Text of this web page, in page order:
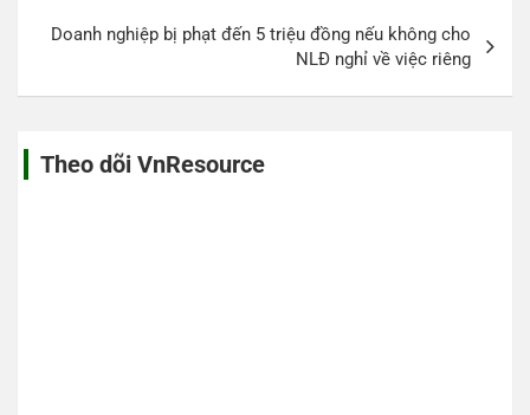
bàiDoanh nghiệp bị phạt đến 5 triệu đồng nếu không cho
NLĐ nghỉ về việc riêng
Theo dõi VnResource